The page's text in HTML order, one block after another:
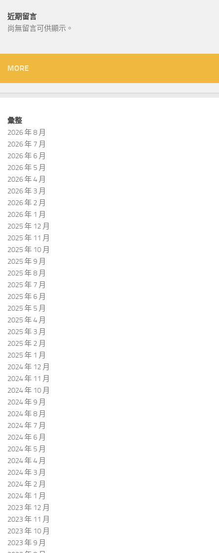
近期留言
尚無留言可供顯示。
MORE
彙整
2026 年 8 月
2026 年 7 月
2026 年 6 月
2026 年 5 月
2026 年 4 月
2026 年 3 月
2026 年 2 月
2026 年 1 月
2025 年 12 月
2025 年 11 月
2025 年 10 月
2025 年 9 月
2025 年 8 月
2025 年 7 月
2025 年 6 月
2025 年 5 月
2025 年 4 月
2025 年 3 月
2025 年 2 月
2025 年 1 月
2024 年 12 月
2024 年 11 月
2024 年 10 月
2024 年 9 月
2024 年 8 月
2024 年 7 月
2024 年 6 月
2024 年 5 月
2024 年 4 月
2024 年 3 月
2024 年 2 月
2024 年 1 月
2023 年 12 月
2023 年 11 月
2023 年 10 月
2023 年 9 月